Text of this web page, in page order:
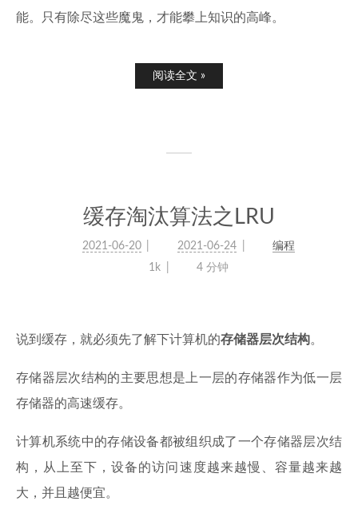
能。只有除尽这些魔鬼，才能攀上知识的高峰。
阅读全文 »
缓存淘汰算法之LRU
2021-06-20 2021-06-24
编程
1k
4 分钟
说到缓存，就必须先了解下计算机的存储器层次结构。
存储器层次结构的主要思想是上一层的存储器作为低一层
存储器的高速缓存。
计算机系统中的存储设备都被组织成了一个存储器层次结
构，从上至下，设备的访问速度越来越慢、容量越来越
大，并且越便宜。